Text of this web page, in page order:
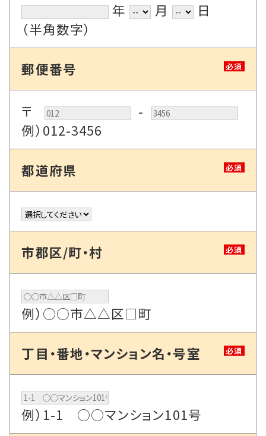
年 月
日
（半角数字）
郵便番号 必須
〒
-
例）012-3456
都道府県 必須
市郡区/町・村 必須
例）○○市△△区□町
丁目・番地・マンション名・号室 必須
例）1-1 ○○マンション101号